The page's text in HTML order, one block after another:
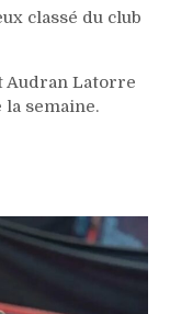
classé du club
Audran Latorre
semaine.